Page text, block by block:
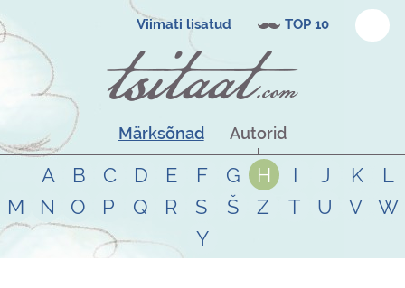
Viimati lisatud TOP 10
Märksõnad Autorid
A B C D E F G H I J K
L
M
N O P Q R S Š Z T U V
W
Y